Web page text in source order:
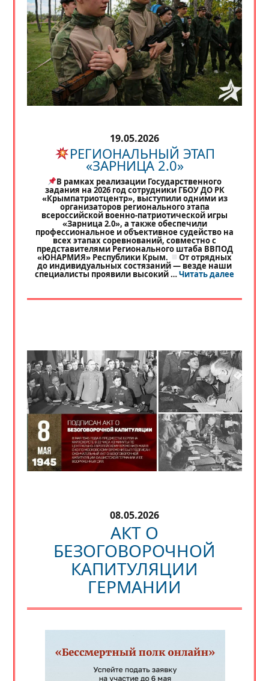
19.05.2026
РЕГИОНАЛЬНЫЙ ЭТАП
«ЗАРНИЦА 2.0»
В рамках реализации Государственного
задания на 2026 год сотрудники ГБОУ ДО РК
«Крымпатриотцентр», выступили одними из
организаторов регионального этапа
всероссийской военно-патриотической игры
«Зарница 2.0», а также обеспечили
профессиональное и объективное судейство на
всех этапах соревнований, совместно с
представителями Регионального штаба ВВПОД
«ЮНАРМИЯ» Республики Крым. От отрядных
до индивидуальных состязаний — везде наши
специалисты проявили высокий …Читать далее«
08.05.2026
АКТ О
БЕЗОГОВОРОЧНОЙ
КАПИТУЛЯЦИИ
ГЕРМАНИИ